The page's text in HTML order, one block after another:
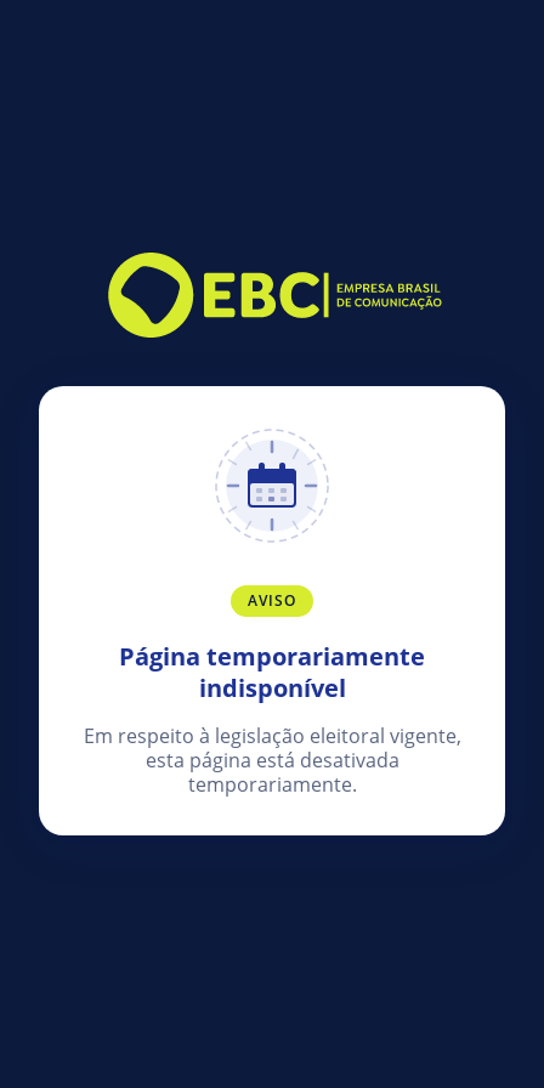
AVISO
Página temporariamente
indisponível
Em respeito à legislação eleitoral vigente,
esta página está desativada
temporariamente.